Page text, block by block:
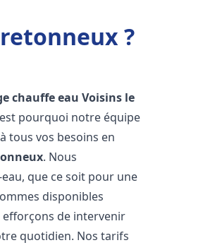
?
chauffe eau Voisins le
pourquoi notre équipe
tous vos besoins en
. Nous
que ce soit pour une
disponibles
de intervenir
quotidien. Nos tarifs